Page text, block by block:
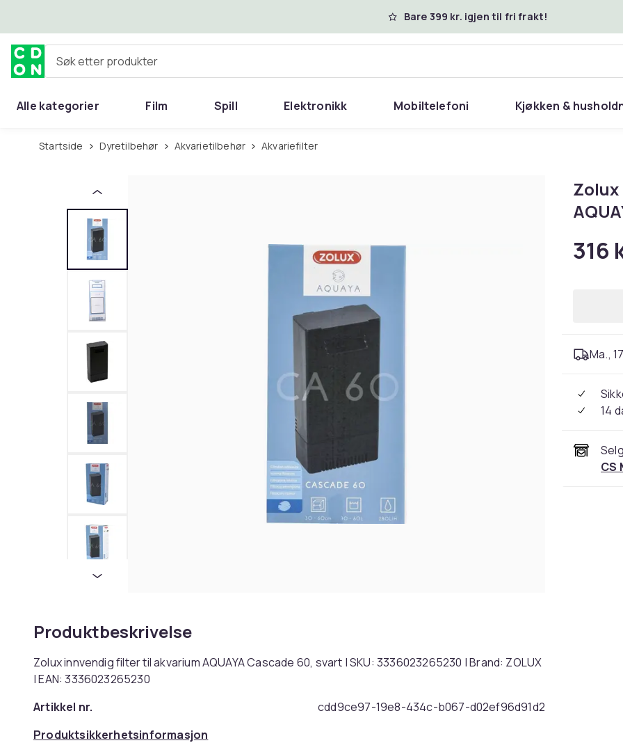
Bare 399 kr. igjen til fri frakt!
Søk etter produkter
Alle kategorier Film Spill Elektronikk Mobiltelefoni Kjøkken &
Startside Dyretilbehør Akvarietilbehør Akvariefilter
Produktbeskrivelse
Zolux innvendig filter til akvarium AQUAYA Cascade 60, svart | SKU: 3336023265230 | Brand: ZOLUX
| EAN: 3336023265230
Artikkel nr.
cdd9ce97-19e8-434c-b067-d02ef96d91d2
Produktsikkerhetsinformasjon
316
Ma.,
14
CS